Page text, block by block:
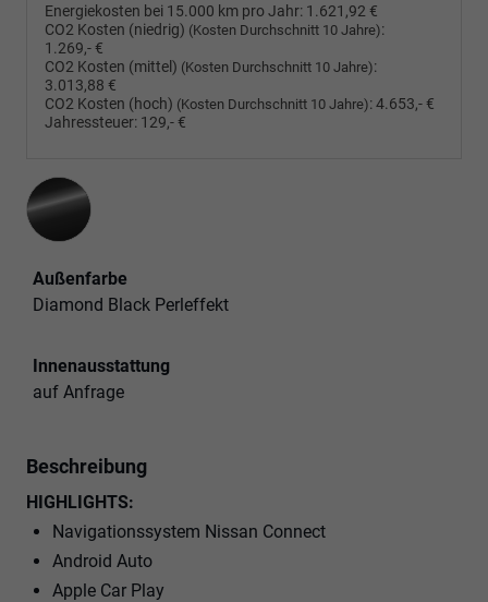
Energiekosten bei 15.000 km pro Jahr: 1.621,92 €
CO2 Kosten (niedrig) (Kosten Durchschnitt 10 Jahre):
1.269,- €
CO2 Kosten (mittel) (Kosten Durchschnitt 10 Jahre):
3.013,88 €
CO2 Kosten (hoch) (Kosten Durchschnitt 10 Jahre):4.653,- €
Jahressteuer: 129,- €
Außenfarbe
Diamond Black Perleffekt
Innenausstattung
auf Anfrage
Beschreibung
HIGHLIGHTS:
Navigationssystem Nissan Connect
Android Auto
Apple Car Play